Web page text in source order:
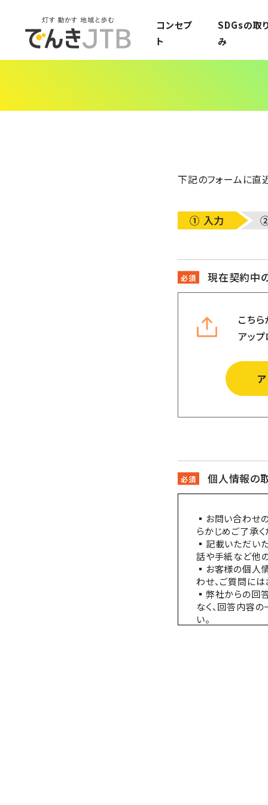
コンセプ
ト
SDGsの取
み
下記のフォームに直
① 入力
現在契約中
こち
アッ
個人情報の
▪お問い合わせ
らかじめご了承く
▪記載いただい
話や手紙など他
▪お客様の個人
わせ、ご質問に
▪弊社からの回
なく、回答内容
い。